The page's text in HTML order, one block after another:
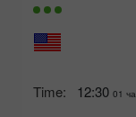
Time: 12:30 01